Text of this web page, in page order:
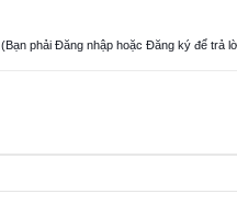
(Bạn phải Đăng nhập hoặc Đăng ký để trả